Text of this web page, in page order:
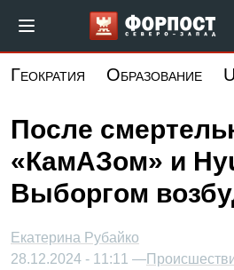
основному
Форпост
Геократия Образование
После
«КамАЗом» и
Выборгом
Екатерина Рубайко
28.12.2024 - 11:11 —